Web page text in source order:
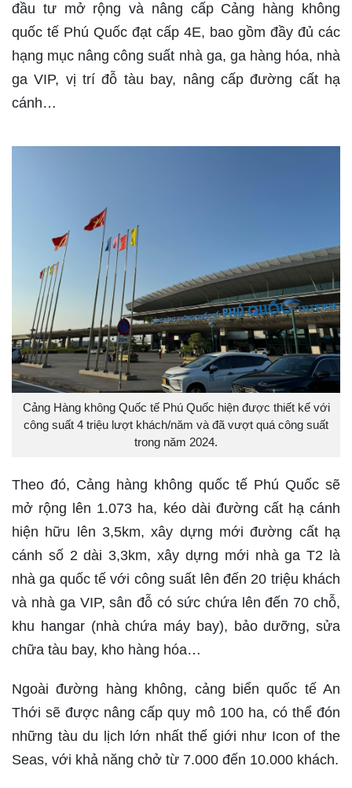
đầu tư mở rộng và nâng cấp Cảng hàng không
quốc tế Phú Quốc đạt cấp 4E, bao gồm đầy đủ các
hạng mục nâng công suất nhà ga, ga hàng hóa, nhà
ga VIP, vị trí đỗ tàu bay, nâng cấp đường cất hạ
cánh…
Cảng Hàng không Quốc tế Phú Quốc hiện được thiết kế với
công suất 4 triệu lượt khách/năm và đã vượt quá công suất
trong năm 2024.
Theo đó, Cảng hàng không quốc tế Phú Quốc sẽ
mở rộng lên 1.073 ha, kéo dài đường cất hạ cánh
hiện hữu lên 3,5km, xây dựng mới đường cất hạ
cánh số 2 dài 3,3km, xây dựng mới nhà ga T2 là
nhà ga quốc tế với công suất lên đến 20 triệu khách
và nhà ga VIP, sân đỗ có sức chứa lên đến 70 chỗ,
khu hangar (nhà chứa máy bay), bảo dưỡng, sửa
Thới sẽ được nâng cấp quy mô 100 ha, có thể đón
những tàu du lịch lớn nhất thế giới như Icon of the
Seas, với khả năng chở từ 7.000 đến 10.000 khách.